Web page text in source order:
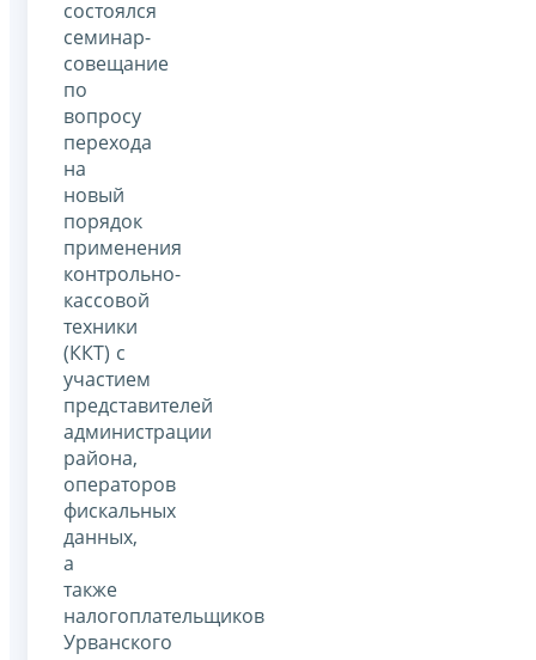
состоялся
семинар-
совещание
по
вопросу
перехода
на
новый
порядок
применения
контрольно-
кассовой
техники
(ККТ) с
участием
представителей
администрации
района,
операторов
фискальных
данных,
а
также
налогоплательщиков
Урванского